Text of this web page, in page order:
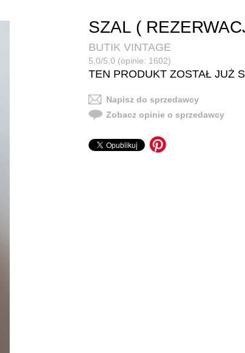
SZAL (
BUTIK VINTAGE
5,0/5,0 (opinie: 1602)
TEN PRODUKT ZOSTAŁ JUŻ
Napisz do sprzedawcy
Zobacz opinie o sprzedawcy